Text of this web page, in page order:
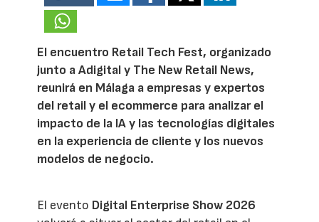
El encuentro Retail Tech Fest, organizado
junto a Adigital y The New Retail News,
reunirá en Málaga a empresas y expertos
del retail y el ecommerce para analizar el
impacto de la IA y las tecnologías digitales
en la experiencia de cliente y los nuevos
modelos de negocio.
El evento Digital Enterprise Show 2026